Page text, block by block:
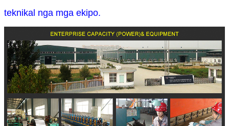
teknikal nga mga ekipo.